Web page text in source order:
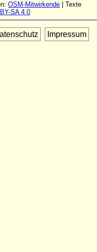
OSM-Mitwirkende | Texte
SA 4.0
Impressum